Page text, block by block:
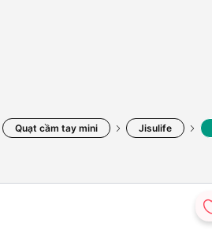
Quạt cầm tay mini Jisulife